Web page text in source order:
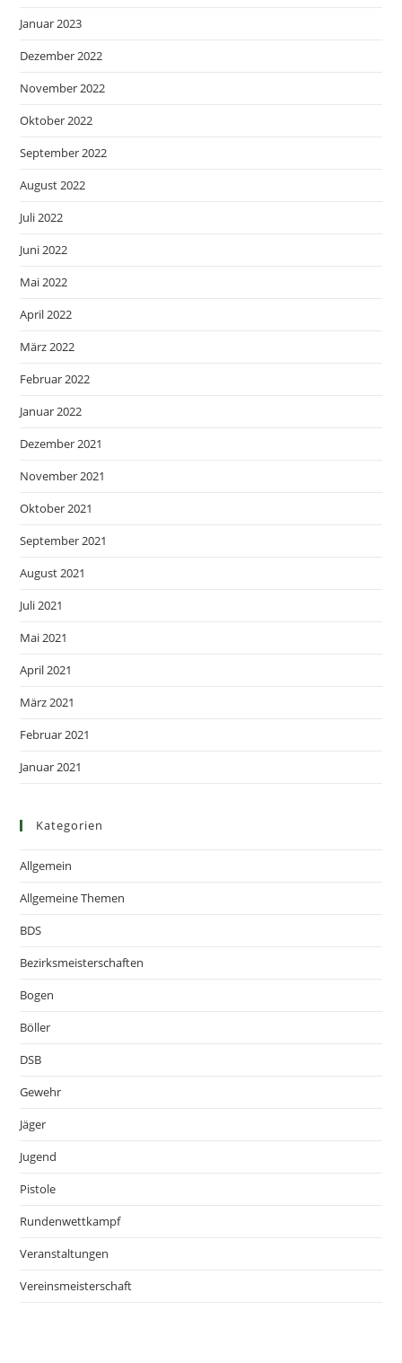
Januar 2023
Dezember 2022
November 2022
Oktober 2022
September 2022
August 2022
Juli 2022
Juni 2022
Mai 2022
April 2022
März 2022
Februar 2022
Januar 2022
Dezember 2021
November 2021
Oktober 2021
September 2021
August 2021
Juli 2021
Mai 2021
April 2021
März 2021
Februar 2021
Januar 2021
Kategorien
Allgemein
Allgemeine Themen
BDS
Bezirksmeisterschaften
Bogen
Böller
DSB
Gewehr
Jäger
Jugend
Pistole
Rundenwettkampf
Veranstaltungen
Vereinsmeisterschaft